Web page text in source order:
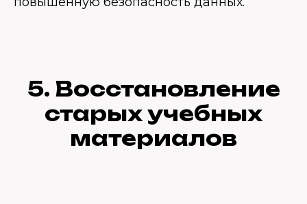
5. Восстановление
старых учебных
материалов